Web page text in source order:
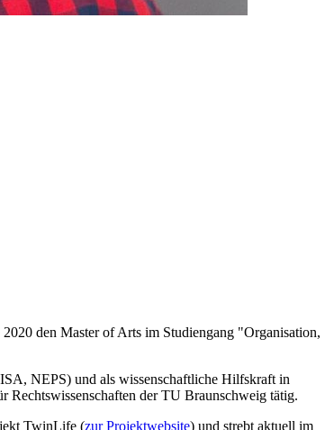
den Master of Arts im Studiengang "Organisation,
NEPS) und als wissenschaftliche Hilfskraft in
Rechtswissenschaften der TU Braunschweig tätig.
TwinLife (zur Projektwebsite) und strebt aktuell im